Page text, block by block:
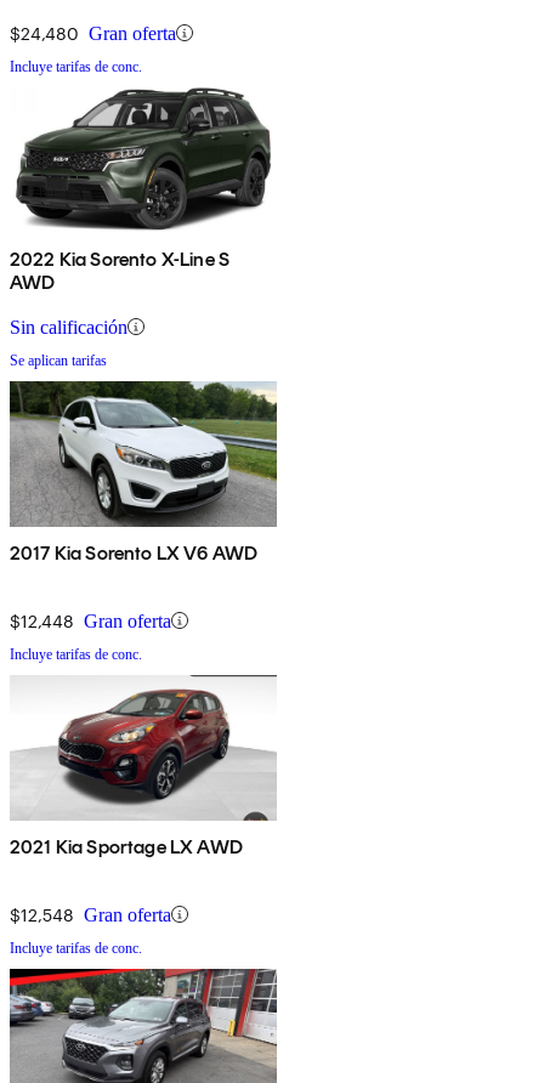
$24,480 Gran oferta
Incluye tarifas de conc.
2022 Kia Sorento X-Line S
AWD
Sin calificación
Se aplican tarifas
2017 Kia Sorento LX V6 AWD
$12,448 Gran oferta
Incluye tarifas de conc.
2021 Kia Sportage LX AWD
$12,548 Gran oferta
Incluye tarifas de conc.